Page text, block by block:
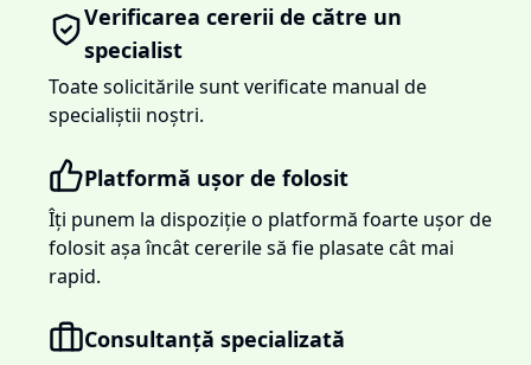
Verificarea cererii de către un
specialist
Toate solicitările sunt verificate manual de
specialiștii noștri.
Platformă ușor de folosit
Îți punem la dispoziție o platformă foarte ușor de
folosit așa încât cererile să fie plasate cât mai
rapid.
Consultanță specializată